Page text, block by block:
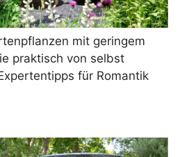
mit geringem
praktisch von selbst
für Romantik